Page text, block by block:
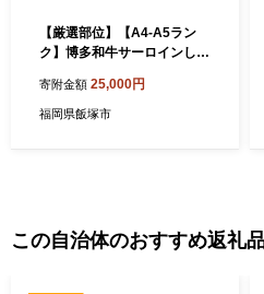
【厳選部位】【A4-A5ラン
ク】博多和牛サーロインしゃ
【B5-050】
寄附金額 25,000円
福岡県飯塚市
この自治体のおすすめ返礼